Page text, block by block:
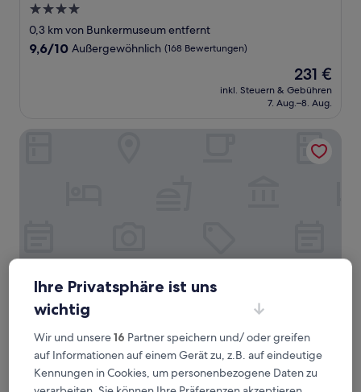
4.0-
Sterne-
Unterkunft
0,3 km von Bunkermuseum entfernt
9.6
9,6/10 Außergewöhnlich (168 Bewertungen)
Der
Preis
beträgt
231 €
inkl. Steuern & Gebühren
7. Aug.–8. Aug.
Quartier96 - Boardinghouse Emden
1,8 km von Bunkermuseum entfernt
9.2
von
9,2/10 Wunderbar (85 Bewertungen)
Ihre Privatsphäre ist uns
wichtig
Wir und unsere16 Partner speichern und/ oder greifen
auf Informationen auf einem Gerät zu, z.B. auf eindeutige
Kennungen in Cookies, um personenbezogene Daten zu